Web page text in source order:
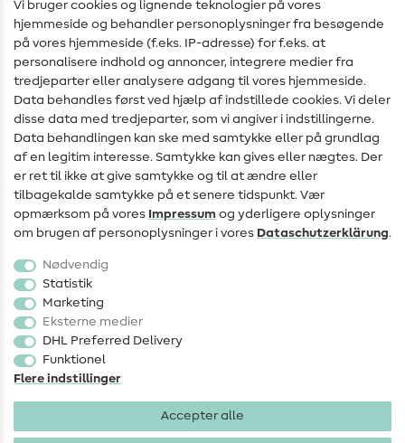
Hjælp & kontakt
Kontakt
Information om ændring af operatør
FAQ
Fortrydelsesret
Populært
Sytilbehør
Udsalg
Vi bruger cookies og lignende teknologier på vores
hjemmeside og behandler personoplysninger fra besøgende
på vores hjemmeside (f.eks. IP-adresse) for f.eks. at
personalisere indhold og annoncer, integrere medier fra
tredjeparter eller analysere adgang til vores hjemmeside.
Data behandles først ved hjælp af indstillede cookies. Vi deler
disse data med tredjeparter, som vi angiver i indstillingerne.
Data behandlingen kan ske med samtykke eller på grundlag
af en legitim interesse. Samtykke kan gives eller nægtes. Der
er ret til ikke at give samtykke og til at ændre eller
tilbagekalde samtykke på et senere tidspunkt. Vær
opmærksom på vores Impressum og yderligere oplysninger
om brugen af personoplysninger i vores Data­schutz­erklärung.
Nødvendig
Statistik
Marketing
Eksterne medier
DHL Preferred Delivery
Funktionel
Flere indstillinger
Accepter alle
Impressum
Databeskyttelse AGB